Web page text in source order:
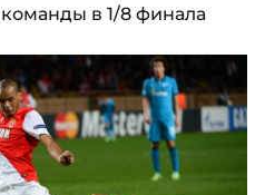
в 1/8 финала